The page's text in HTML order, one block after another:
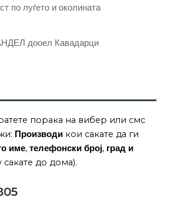
по луѓето и околината
дооел Кавадарци
порака на вибер или смс
Производи кои сакате да ги
име, телефонски број, град и
до дома).